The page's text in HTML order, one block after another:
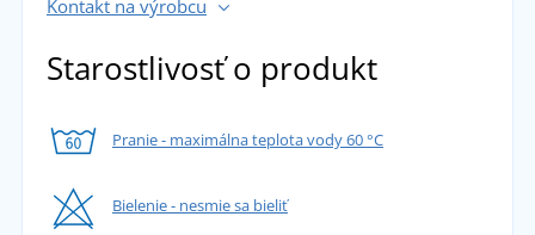
Kontakt na výrobcu
Starostlivosť o produkt
Pranie - maximálna teplota vody 60 °C
Bielenie - nesmie sa bieliť